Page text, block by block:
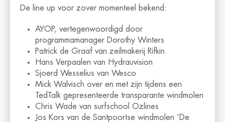
De line up voor zover momenteel bekend:
AYOP, vertegenwoordigd door
programmamanager Dorothy Winters
Patrick de Graaf van zeilmakerij Rifkin
Hans Verpaalen van Hydrauvision
Sjoerd Wesselius van Wesco
Mick Walvisch over en met zijn tijdens een
TedTalk gepresenteerde transparante windmolen
Chris Wade van surfschool Ozlines
Jos Kors van de Santpoortse windmolen ‘De